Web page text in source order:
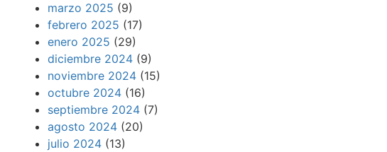
marzo 2025 (9)
febrero 2025 (17)
enero 2025 (29)
diciembre 2024 (9)
noviembre 2024 (15)
octubre 2024 (16)
septiembre 2024 (7)
agosto 2024 (20)
julio 2024 (13)